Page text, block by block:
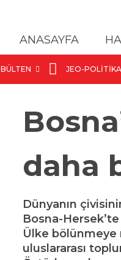
ANASAYFA
BÜLTEN JEO-POLITIKA
daha
Dünyanın
Bosna-Hersek’te
Ülke bölünmeye
uluslararası